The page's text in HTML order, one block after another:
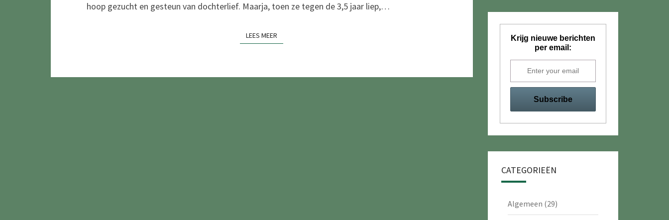
hoop gezucht en gesteun van dochterlief. Maarja, toen ze tegen de 3,5 jaar liep,…
LEES MEER
Krijg nieuwe berichten
per email:
CATEGORIEËN
Algemeen (29)